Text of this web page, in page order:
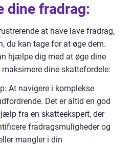
dine fradrag:
at have lave fradrag,
du kan tage for at øge dem.
hjælpe dig med at øge dine
dine skattefordele:
At navigere i komplekse
Det er altid en god
fra en skatteekspert, der
fradragsmuligheder og
mangler i din